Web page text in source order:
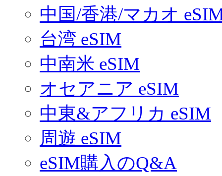
中国/香港/マカオ
台湾 eSIM
中南米 eSIM
オセアニア eSIM
中東&アフリカ eSIM
周遊 eSIM
eSIM購入のQ&A